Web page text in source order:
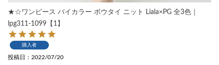
★☆ワンピース バイカラー ボウタイ ニット Liala×PG 全3色｜
lpg311-1099【1】
購入者
投稿日 2022/07/20